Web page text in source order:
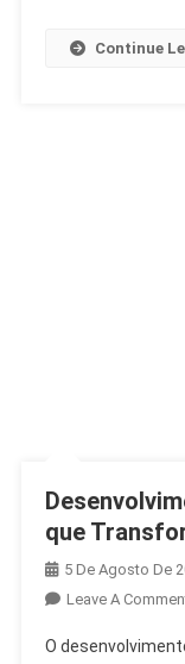
Continue
que
5 De Agosto De
Leave A
O